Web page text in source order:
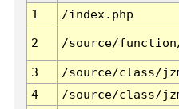
1
/index.php
2 /source/
3 /source/class/
4
/source/class/